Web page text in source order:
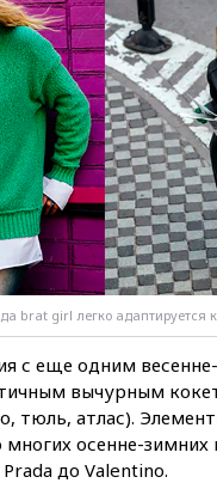
brat girl легко адаптируется
с еще одним
вычурным
тюль, атлас).
осенне-зимних
до Valentino.